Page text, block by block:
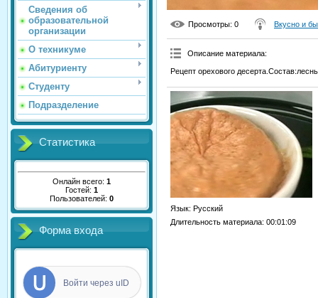
Сведения об
образовательной
организации
О техникуме
Абитуриенту
Студенту
Подразделение
Статистика
Онлайн всего: 1
Гостей: 1
Пользователей: 0
Форма входа
Войти через uID
Просмотры: 0 Вкусно и
Описание материала:
Рецепт орехового
Язык: Русский
Длительность материала: 00:01:09